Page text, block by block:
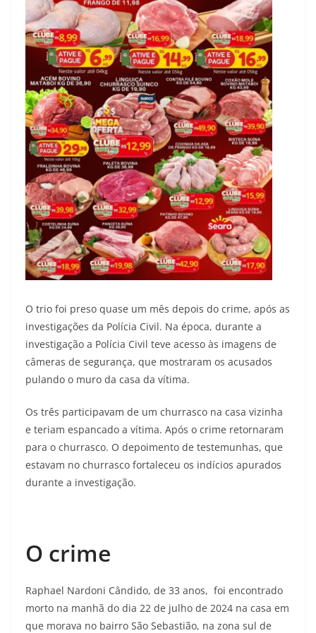
O trio foi preso quase um mês depois do crime, após as
investigações da Polícia Civil. Na época, durante a
investigação a Polícia Civil teve acesso às imagens de
câmeras de segurança, que mostraram os acusados
pulando o muro da casa da vítima.
Os três participavam de um churrasco na casa vizinha
e teriam espancado a vítima. Após o crime retornaram
para o churrasco. O depoimento de testemunhas, que
estavam no churrasco fortaleceu os indícios apurados
durante a investigação.
O crime
Raphael Nardoni Cândido, de 33 anos, foi encontrado
morto na manhã do dia 22 de julho de 2024 na casa em
que morava no bairro São Sebastião, na zona sul de